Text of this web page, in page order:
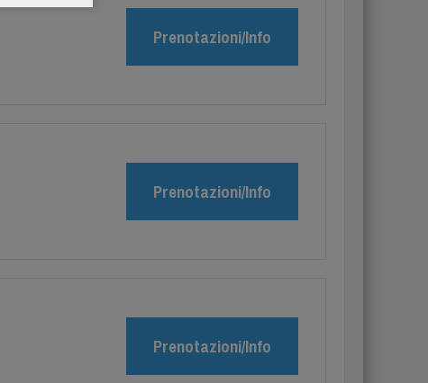
Prenotazioni/Info
Prenotazioni/Info
Prenotazioni/Info